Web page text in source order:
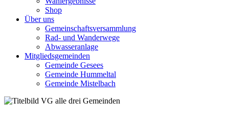
Shop
Über uns
Gemeinschaftsversammlung
Rad- und Wanderwege
Abwasseranlage
Mitgliedsgemeinden
Gemeinde Gesees
Gemeinde Hummeltal
Gemeinde Mistelbach